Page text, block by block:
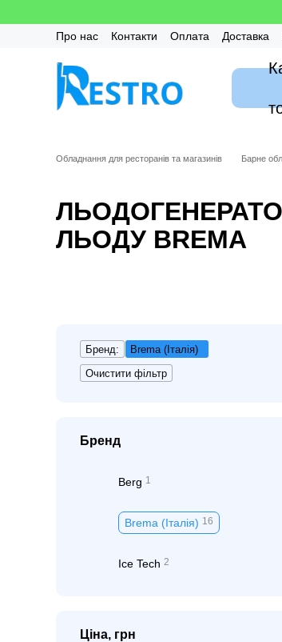
Про нас Контакти Оплата Доставка
Обладнання для ресторанів та магазинів Барне
ЛЬОДУ BREMA
Бренд:
Brema (Італія)
Очистити фільтр
Бренд
Berg 1
Brema (Італія) 16
Ice Tech 2
Ціна, грн